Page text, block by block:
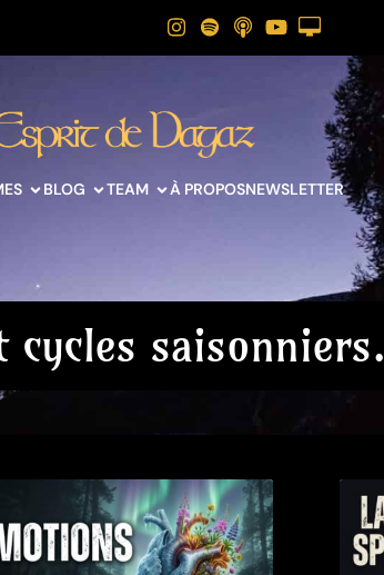
BLOG TEAM À PROPOSNEWSLETTER
cycles saisonniers.